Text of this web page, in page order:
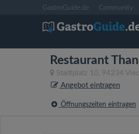
GastroGuide.de Community
Restaurant
Stadtplatz 10, 94234
Angebot eintragen
Öffnungszeiten eintragen